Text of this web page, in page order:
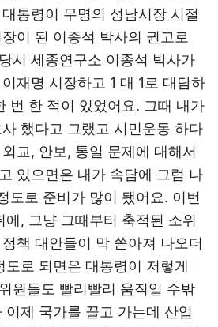
통령이 무명의 성남시장 시절
이 된 이종석 박사의 권고로
시 세종연구소 이종석 박사가
재명 시장하고 1 대 1로 대담하
번 한 적이 있었어요. 그때 내가
했다고 그랬고 시민운동 하다
교, 안보, 통일 문제에 대해서
있으면은 내가 속담에 그럼 나
도로 준비가 많이 됐어요. 이번
에, 그냥 그때부터 축적된 소위
책 대안들이 막 쏟아져 나오더
도로 되면은 대통령이 저렇게
원들도 빨리빨리 움직일 수밖
이제 국가를 끌고 가는데 산업